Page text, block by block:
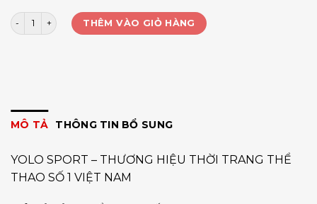
Vớ chống trượt Yoga cổ thấp số lượng
THÊM VÀO GIỎ HÀNG
MÔ TẢ THÔNG TIN BỔ SUNG
YOLO SPORT – THƯƠNG HIỆU THỜI TRANG THỂ
THAO SỐ 1 VIỆT NAM